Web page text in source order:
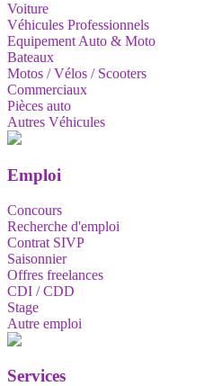
Voiture
Véhicules Professionnels
Equipement Auto & Moto
Bateaux
Motos / Vélos / Scooters
Commerciaux
Pièces auto
Autres Véhicules
Emploi
Concours
Recherche d'emploi
Contrat SIVP
Saisonnier
Offres freelances
CDI / CDD
Stage
Autre emploi
Services